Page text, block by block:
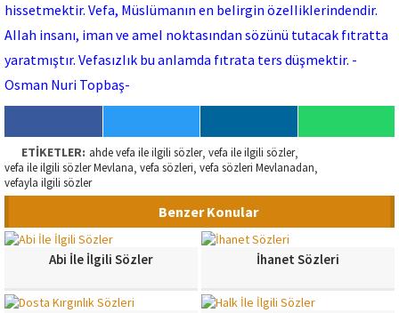
hissetmektir. Vefa, MüsIümanın en beIirgin özeIIikIerindendir.
AIIah insanı, iman ve ameI noktasından sözünü tutacak fıtratta
yaratmıştır. VefasızIık bu anIamda fıtrata ters düşmektir. -
Osman Nuri Topbaş-
ETİKETLER: ahde vefa ile ilgili sözler, vefa ile ilgili sözler,
vefa ile ilgili sözler Mevlana, vefa sözleri, vefa sözleri Mevlanadan,
vefayla ilgili sözler
Benzer Konular
Abi İle İlgili Sözler İhanet Sözleri